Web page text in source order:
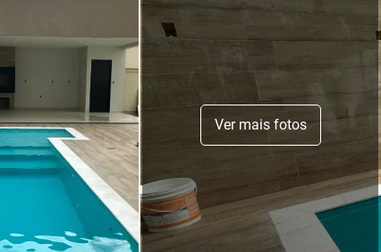
Ver mais fotos